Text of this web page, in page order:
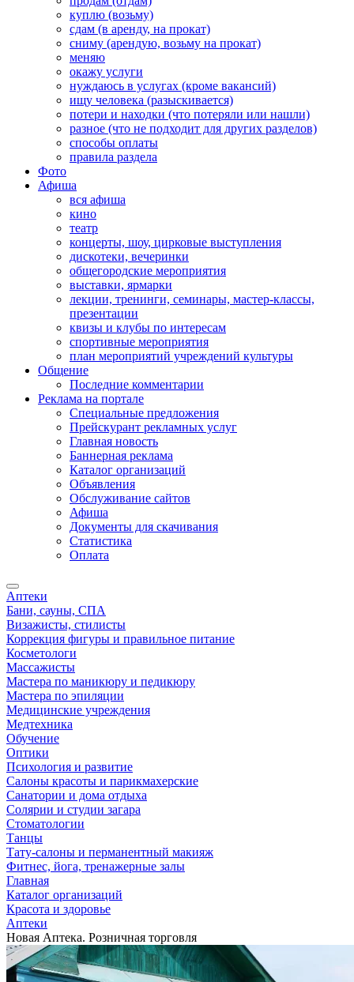
куплю (возьму)
сдам (в аренду, на прокат)
сниму (арендую, возьму на прокат)
меняю
окажу услуги
нуждаюсь в услугах (кроме вакансий)
ищу человека (разыскивается)
потери и находки (что потеряли или нашли)
разное (что не подходит для других разделов)
способы оплаты
правила раздела
Фото
Афиша
вся афиша
кино
театр
концерты, шоу, цирковые выступления
дискотеки, вечеринки
общегородские мероприятия
выставки, ярмарки
лекции, тренинги, семинары, мастер-классы,
презентации
квизы и клубы по интересам
спортивные мероприятия
план мероприятий учреждений культуры
Общение
Последние комментарии
Реклама на портале
Специальные предложения
Прейскурант рекламных услуг
Главная новость
Баннерная реклама
Каталог организаций
Объявления
Обслуживание сайтов
Афиша
Документы для скачивания
Статистика
Оплата
Аптеки
Бани, сауны, СПА
Визажисты, стилисты
Коррекция фигуры и правильное питание
Косметологи
Массажисты
Мастера по маникюру и педикюру
Мастера по эпиляции
Медицинские учреждения
Медтехника
Обучение
Оптики
Психология и развитие
Салоны красоты и парикмахерские
Санатории и дома отдыха
Солярии и студии загара
Стоматологии
Танцы
Тату-салоны и перманентный макияж
Фитнес, йога, тренажерные залы
Главная
Каталог организаций
Красота и здоровье
Аптеки
Новая Аптека. Розничная торговля